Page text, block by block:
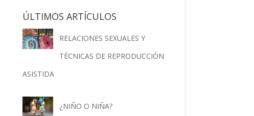
ÚLTIMOS ARTÍCULOS
RELACIONES SEXUALES Y
TÉCNICAS DE REPRODUCCIÓN
ASISTIDA
¿NIÑO O NIÑA?